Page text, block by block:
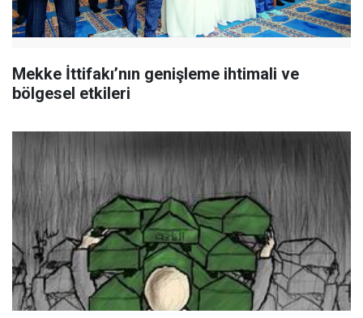
Mekke İttifakı’nın genişleme ihtimali ve
bölgesel etkileri